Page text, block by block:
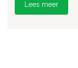
Lees meer